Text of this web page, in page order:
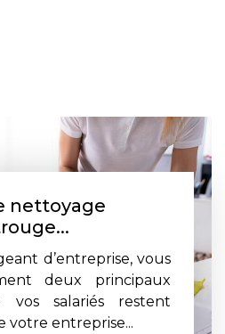
nettoyage
d’entreprise, vous
deux principaux
salariés restent
votre entreprise...